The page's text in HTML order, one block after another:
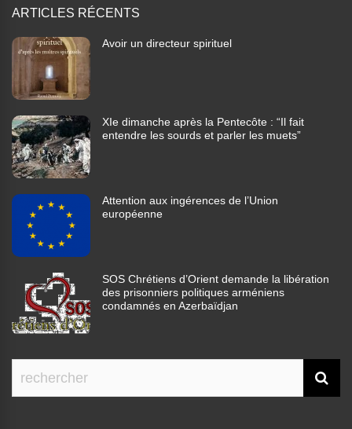
ARTICLES RÉCENTS
Avoir un directeur spirituel
XIe dimanche après la Pentecôte : “Il fait
entendre les sourds et parler les muets”
Attention aux ingérences de l’Union
européenne
SOS Chrétiens d’Orient demande la libération
des prisonniers politiques arméniens
condamnés en Azerbaïdjan